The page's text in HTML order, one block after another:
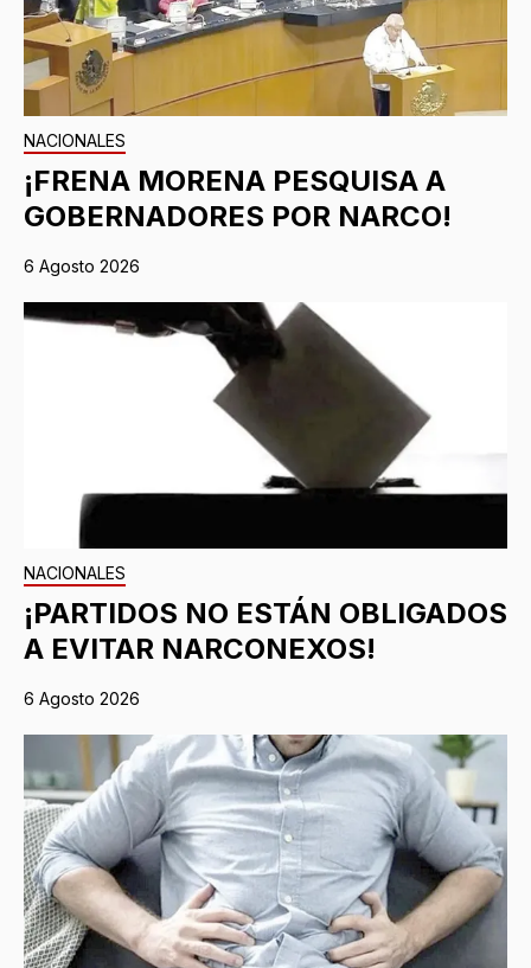
NACIONALES
¡FRENA MORENA PESQUISA A
GOBERNADORES POR NARCO!
6 Agosto 2026
NACIONALES
¡PARTIDOS NO ESTÁN OBLIGADOS
A EVITAR NARCONEXOS!
6 Agosto 2026